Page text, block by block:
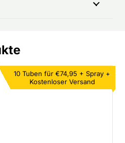
10 Tuben für €74,95 + Spray +
Kostenloser Versand